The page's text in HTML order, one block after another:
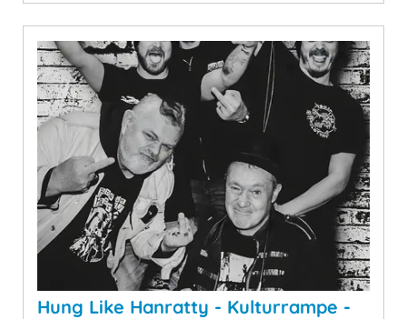
Hung Like Hanratty - Kulturrampe -